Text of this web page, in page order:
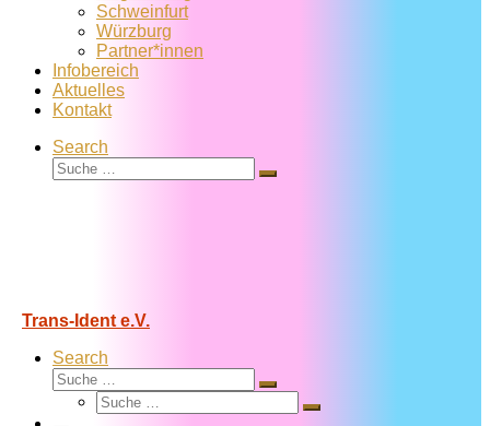
Schweinfurt
Würzburg
Partner*innen
Infobereich
Aktuelles
Kontakt
Search
Suche
Suche
Trans-Ident e.V.
Search
Suche
Suche
Suche
Suche